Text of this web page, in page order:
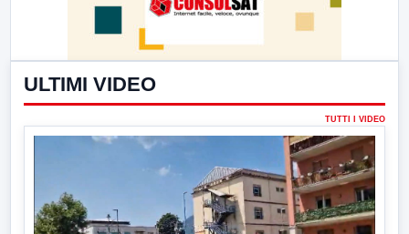
ULTIMI VIDEO
TUTTI I VIDEO